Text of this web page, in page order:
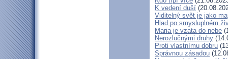
K vedení duší
Viditelný svět je jako
Hlad po smysluplném
Maria je vzata do nebe
Nerozlučnými druhy
Proti vlastnímu dobru
Správnou zásadou